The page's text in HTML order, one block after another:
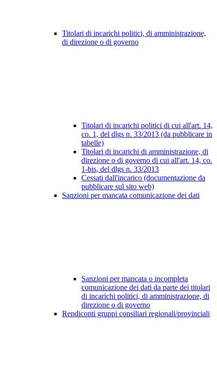
Titolari di incarichi politici, di amministrazione,
di direzione o di governo
Titolari di incarichi politici di cui all'art. 14,
co. 1, del dlgs n. 33/2013 (da pubblicare in
tabelle)
Titolari di incarichi di amministrazione, di
direzione o di governo di cui all'art. 14, co.
1-bis, del dlgs n. 33/2013
Cessati dall'incarico (documentazione da
pubblicare sul sito web)
Sanzioni per mancata comunicazione dei dati
Sanzioni per mancata o incompleta
comunicazione dei dati da parte dei titolari
di incarichi politici, di amministrazione, di
direzione o di governo
Rendiconti gruppi consiliari regionali/provinciali